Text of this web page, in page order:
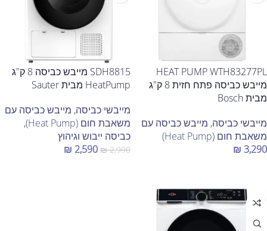
HEAT PUMP WTH83277PL
מייבש כביסה פתח חזית 8 ק"ג
מבית Bosch
מייבשי כביסה, מייבש כביסה עם
משאבת חום (Heat Pump)
₪ 3,290
SDH8815 מייבש כביסה 8 ק"ג
HeatPump מבית Sauter
מייבשי כביסה, מייבש כביסה עם
משאבת חום (Heat Pump)
,
כביסה ייבוש וגיהוץ
₪2,990
₪ 2,590